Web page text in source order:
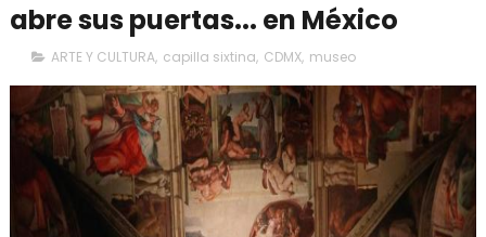
abre sus puertas... en México
ARTE Y CULTURA, capilla sixtina, CDMX, museo